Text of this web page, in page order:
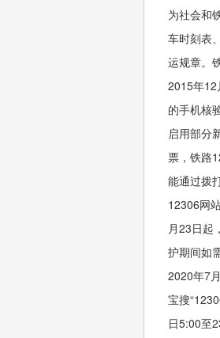
为社会和
车时刻表
运规章。
2015年12
的手机核
启用部分
票，铁路
能通过拨
12306网
月23日起
护期间如
2020年7
宝搜
日5:00至